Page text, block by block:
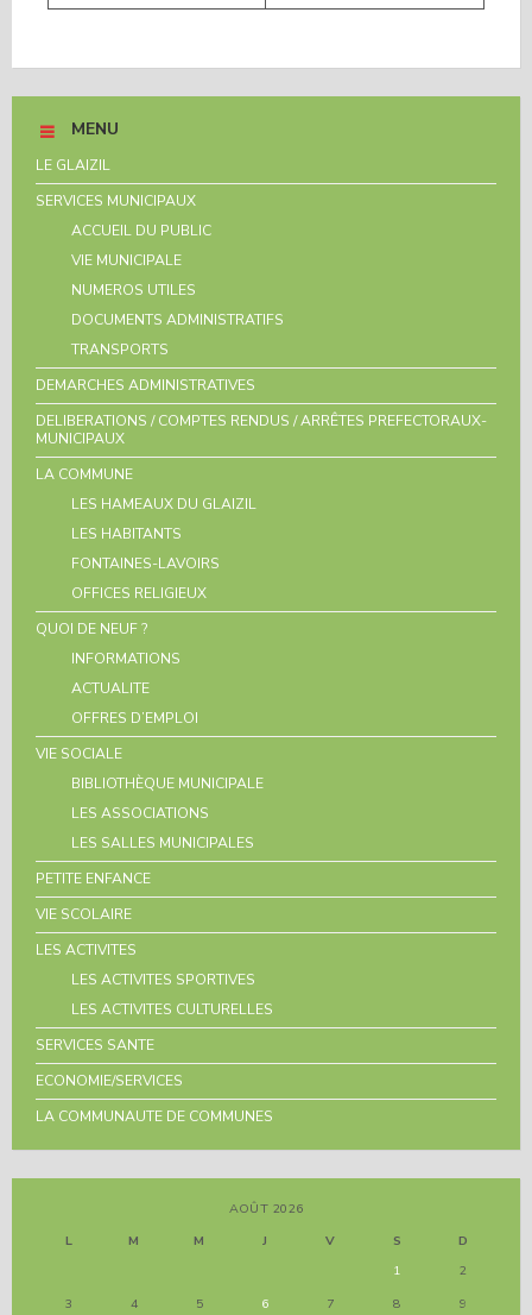
MENU
LE GLAIZIL
SERVICES MUNICIPAUX
ACCUEIL DU PUBLIC
VIE MUNICIPALE
NUMEROS UTILES
DOCUMENTS ADMINISTRATIFS
TRANSPORTS
DEMARCHES ADMINISTRATIVES
DELIBERATIONS / COMPTES RENDUS / ARRÊTES PREFECTORAUX-
MUNICIPAUX
LA COMMUNE
LES HAMEAUX DU GLAIZIL
LES HABITANTS
FONTAINES-LAVOIRS
OFFICES RELIGIEUX
QUOI DE NEUF ?
INFORMATIONS
ACTUALITE
OFFRES D’EMPLOI
VIE SOCIALE
BIBLIOTHÈQUE MUNICIPALE
LES ASSOCIATIONS
LES SALLES MUNICIPALES
PETITE ENFANCE
VIE SCOLAIRE
LES ACTIVITES
LES ACTIVITES SPORTIVES
LES ACTIVITES CULTURELLES
SERVICES SANTE
ECONOMIE/SERVICES
LA COMMUNAUTE DE COMMUNES
AOÛT 2026
L
M M J V S
D
1
2
3
4 5 6 7 8 9